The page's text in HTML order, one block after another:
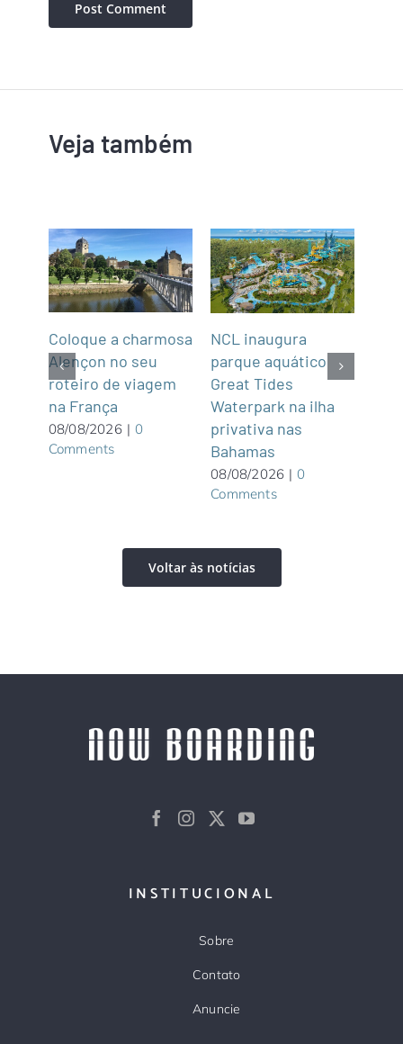
Veja também
Coloque a charmosa
Alençon no seu
roteiro de viagem
na França
08/08/2026 | 0
Comments
NCL inaugura
parque aquático
Great Tides
Waterpark na ilha
privativa nas
Bahamas
08/08/2026 | 0
Comments
Voltar às notícias
INSTITUCIONAL
Sobre
Contato
Anuncie